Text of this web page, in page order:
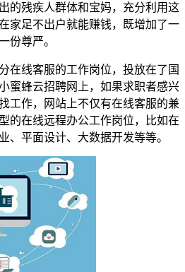
的残疾人群体和宝妈，充分利用这
家足不出户就能赚钱，既增加了一
份尊严。
在线客服的工作岗位，投放在了国
蜜蜂云招聘网上，如果求职者感兴
工作，网站上不仅有在线客服的兼
的在线远程办公工作岗位，比如在
、平面设计、大数据开发等等。